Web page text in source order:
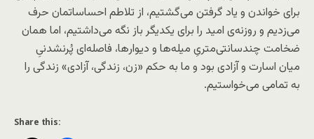
برای خواندن و یاد گرفتن می‌گشتیم، از تلاطم احساساتمان حرف
می‌زدیم و روزنه‌ی امید را برای یکدیگر باز نگه می‌داشتیم، اما همان
ضخامت چندسانتی‌متریِ میله‌ها و دیوارها، فاصله‌ای پُرنشدنیِ
میان اسارت و آزادی بود و ما به حکم «زن، زندگی، آزادی» زندگی را
به تمامی می‌خواستیم.
Share this: